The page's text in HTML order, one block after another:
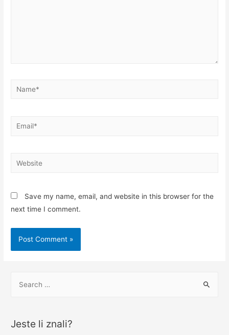
Name*
Email*
Website
Save my name, email, and website in this browser for the
next time I comment.
Jeste li znali?